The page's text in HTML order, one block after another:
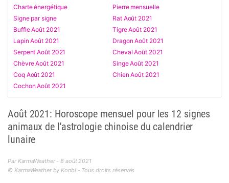
Charte énergétique
Pierre mensuelle
Signe par signe
Rat Août 2021
Buffle Août 2021
Tigre Août 2021
Lapin Août 2021
Dragon Août 2021
Serpent Août 2021
Cheval Août 2021
Chèvre Août 2021
Singe Août 2021
Coq Août 2021
Chien Août 2021
Cochon Août 2021
Août 2021: Horoscope mensuel pour les 12 signes
animaux de l'astrologie chinoise du calendrier
lunaire
Par KarmaWeather - 8 août 2021
© KarmaWeather by Konbi - Tous droits réservés